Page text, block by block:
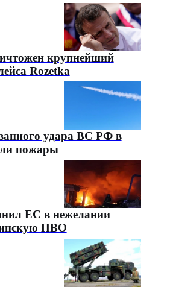
крупнейший
Rozetka
удара ВС РФ в
пожары
ЕС в нежелании
ПВО